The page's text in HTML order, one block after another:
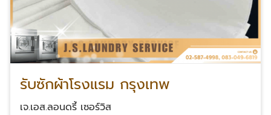
รับซักผ้าโรงแรม กรุงเทพ
เจ.เอส.ลอนดรี้ เซอร์วิส